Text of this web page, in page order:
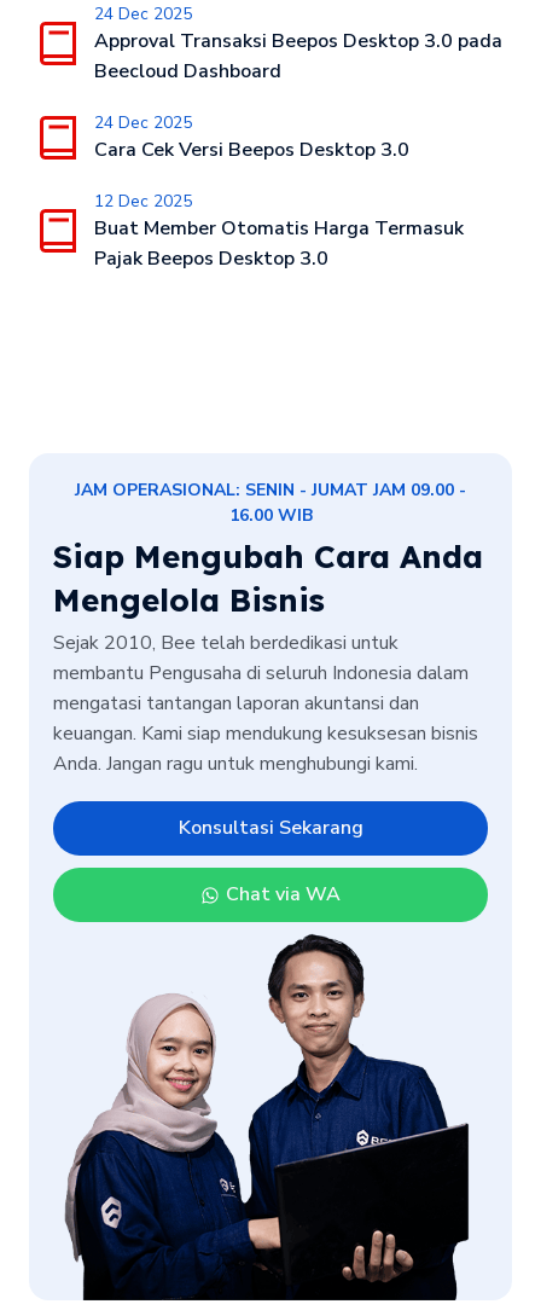
24 Dec 2025
Approval Transaksi Beepos Desktop 3.0 pada
Beecloud Dashboard
24 Dec 2025
Cara Cek Versi Beepos Desktop 3.0
12 Dec 2025
Buat Member Otomatis Harga Termasuk
Pajak Beepos Desktop 3.0
JAM OPERASIONAL: SENIN - JUMAT JAM 09.00 -
16.00 WIB
Siap Mengubah Cara Anda
Mengelola Bisnis
Sejak 2010, Bee telah berdedikasi untuk
membantu Pengusaha di seluruh Indonesia dalam
mengatasi tantangan laporan akuntansi dan
keuangan. Kami siap mendukung kesuksesan bisnis
Anda. Jangan ragu untuk menghubungi kami.
Konsultasi Sekarang
Chat via WA